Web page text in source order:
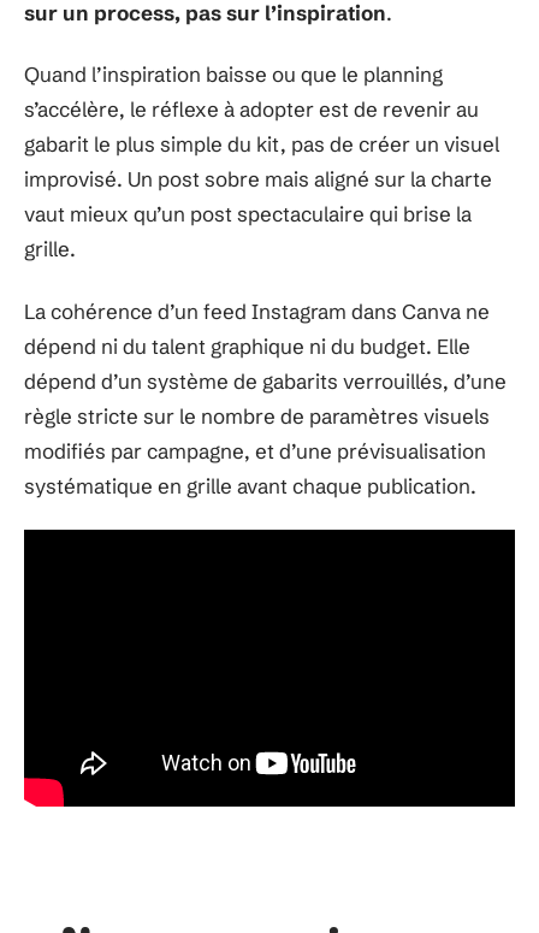
sur un process, pas sur l’inspiration.
Quand l’inspiration baisse ou que le planning
s’accélère, le réflexe à adopter est de revenir au
gabarit le plus simple du kit, pas de créer un visuel
improvisé. Un post sobre mais aligné sur la charte
vaut mieux qu’un post spectaculaire qui brise la
grille.
La cohérence d’un feed Instagram dans Canva ne
dépend ni du talent graphique ni du budget. Elle
dépend d’un système de gabarits verrouillés, d’une
règle stricte sur le nombre de paramètres visuels
modifiés par campagne, et d’une prévisualisation
systématique en grille avant chaque publication.